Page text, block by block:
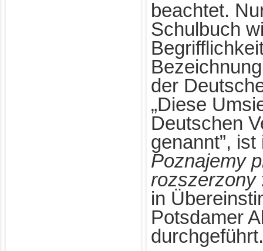
beachtet.
Schulbuch
der
„Diese
Deutschen
genannt”,
Poznajemy
rozszerzony
in
Potsdamer